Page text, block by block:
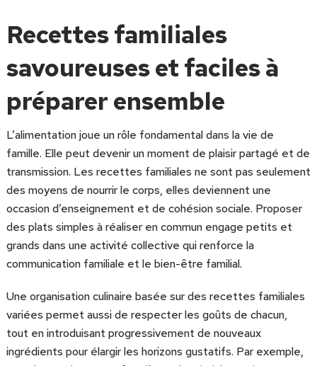
Recettes familiales
savoureuses et faciles à
préparer ensemble
L’alimentation joue un rôle fondamental dans la vie de
famille. Elle peut devenir un moment de plaisir partagé et de
transmission. Les recettes familiales ne sont pas seulement
des moyens de nourrir le corps, elles deviennent une
occasion d’enseignement et de cohésion sociale. Proposer
des plats simples à réaliser en commun engage petits et
grands dans une activité collective qui renforce la
communication familiale et le bien-être familial.
Une organisation culinaire basée sur des recettes familiales
variées permet aussi de respecter les goûts de chacun,
tout en introduisant progressivement de nouveaux
ingrédients pour élargir les horizons gustatifs. Par exemple,